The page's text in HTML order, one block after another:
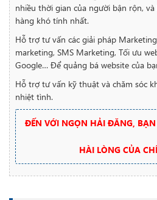
nhiều thời gian của người bận rộn,
hàng khó tính nhất.
Hỗ trợ tư vấn các giải pháp
marketing, SMS Marketing, Tối ưu
Google… Để quảng bá website của
Hỗ trợ tư vấn kỹ thuật và chăm sóc
nhiệt tình.
ĐẾN VỚI NGỌN HẢI ĐĂNG, BẠN
HÀI LÒNG CỦA